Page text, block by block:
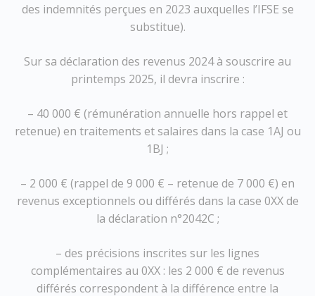
des indemnités perçues en 2023 auxquelles l’IFSE se
substitue).
Sur sa déclaration des revenus 2024 à souscrire au
printemps 2025, il devra inscrire :
– 40 000 € (rémunération annuelle hors rappel et
retenue) en traitements et salaires dans la case 1AJ ou
1BJ ;
– 2 000 € (rappel de 9 000 € – retenue de 7 000 €) en
revenus exceptionnels ou différés dans la case 0XX de
la déclaration n°2042C ;
– des précisions inscrites sur les lignes
complémentaires au 0XX : les 2 000 € de revenus
différés correspondent à la différence entre la